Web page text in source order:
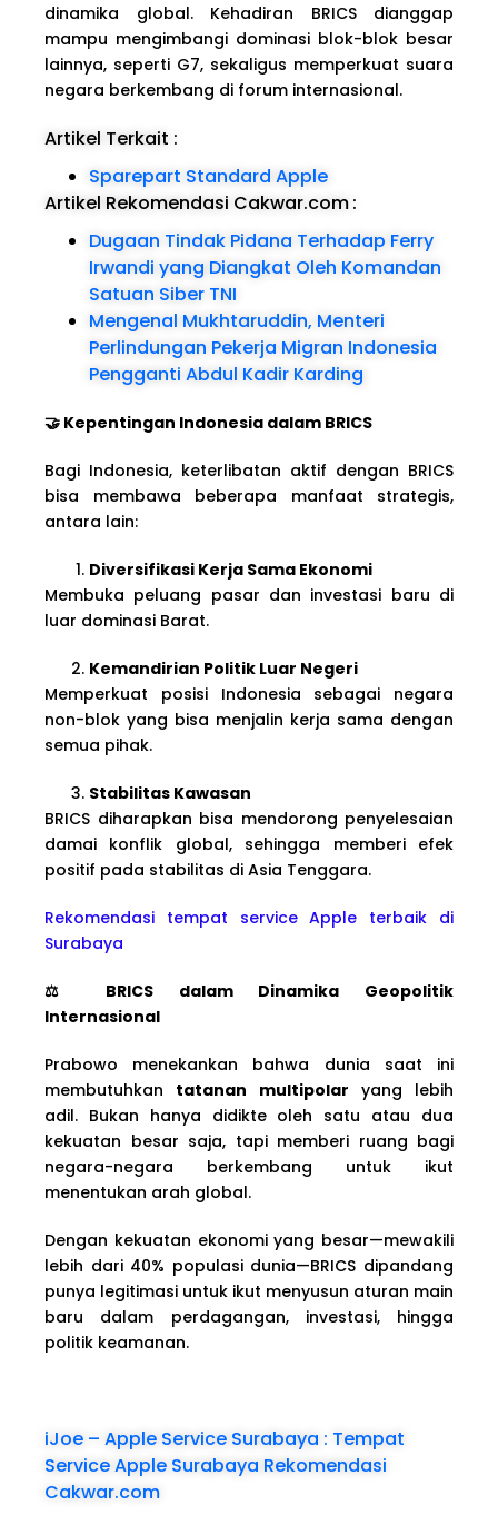
dinamika global. Kehadiran BRICS dianggap
mampu mengimbangi dominasi blok-blok besar
lainnya, seperti G7, sekaligus memperkuat suara
negara berkembang di forum internasional.
Artikel Terkait :
Sparepart Standard Apple
Artikel Rekomendasi Cakwar.com:
Dugaan Tindak Pidana Terhadap Ferry
Irwandi yang Diangkat Oleh Komandan
Satuan Siber TNI
Mengenal Mukhtaruddin, Menteri
Perlindungan Pekerja Migran Indonesia
Pengganti Abdul Kadir Karding
🤝 Kepentingan Indonesia dalam BRICS
Bagi Indonesia, keterlibatan aktif dengan BRICS
bisa membawa beberapa manfaat strategis,
antara lain:
Diversifikasi Kerja Sama Ekonomi
Membuka peluang pasar dan investasi baru di
luar dominasi Barat.
Kemandirian Politik Luar Negeri
Memperkuat posisi Indonesia sebagai negara
non-blok yang bisa menjalin kerja sama dengan
semua pihak.
Stabilitas Kawasan
BRICS diharapkan bisa mendorong penyelesaian
damai konflik global, sehingga memberi efek
positif pada stabilitas di Asia Tenggara.
Rekomendasi tempat service Apple terbaik di
Surabaya
⚖️ BRICS dalam Dinamika Geopolitik
Internasional
Prabowo menekankan bahwa dunia saat ini
membutuhkan tatanan multipolar yang lebih
adil. Bukan hanya didikte oleh satu atau dua
kekuatan besar saja, tapi memberi ruang bagi
negara-negara berkembang untuk ikut
menentukan arah global.
Dengan kekuatan ekonomi yang besar—mewakili
lebih dari 40% populasi dunia—BRICS dipandang
punya legitimasi untuk ikut menyusun aturan main
baru dalam perdagangan, investasi, hingga
politik keamanan.
iJoe – Apple Service Surabaya : Tempat
Service Apple Surabaya Rekomendasi
Cakwar.com